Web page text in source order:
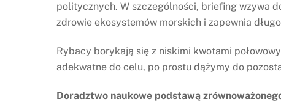
politycznych. W szczególności, briefing wzywa
zdrowie ekosystemów morskich i zapewnia
Rybacy borykają się z niskimi kwotami
adekwatne do celu, po prostu dążymy do
Doradztwo naukowe podstawą